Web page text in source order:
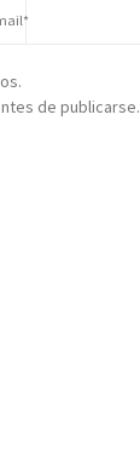
de publicarse.